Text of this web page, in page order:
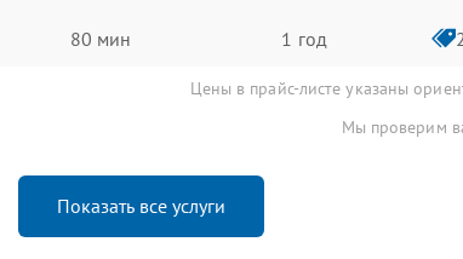
80 мин 1 год
Цены в прайс-листе указаны
Мы проверим
Показать все услуги